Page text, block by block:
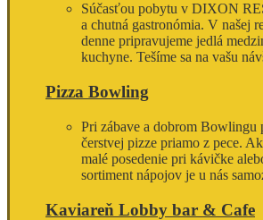
Súčasťou pobytu v DIXON
a chutná gastronómia. V našej
denne pripravujeme jedlá
kuchyne. Tešíme sa na vašu
Pizza Bowling
Pri zábave a dobrom Bowlingu
čerstvej pizze priamo z pece.
malé posedenie pri kávičke
sortiment nápojov je u nás
Kaviareň Lobby bar & Cafe